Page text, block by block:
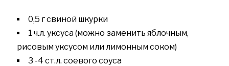
0,5 г свиной шкурки
1 ч.л. уксуса (можно заменить яблочным,
рисовым уксусом или лимонным соком)
3 -4 ст.л. соевого соуса